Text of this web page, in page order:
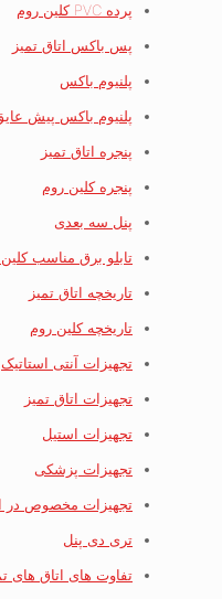
پرده PVC کلین روم
پس باکس اتاق تمیز
پلنیوم باکس
پلنیوم باکس پیش
پنجره اتاق تمیز
پنجره کلین روم
پنل سه بعدی
تابلو برق مناسب
تاریخچه اتاق تمیز
تاریخچه کلین روم
تجهیزات آنتی استاتیک
تجهیزات اتاق تمیز
تجهیزات استیل
تجهیزات پزشکی
تجهیزات مخصوص در
تری دی پنل
تفاوت های اتاق های